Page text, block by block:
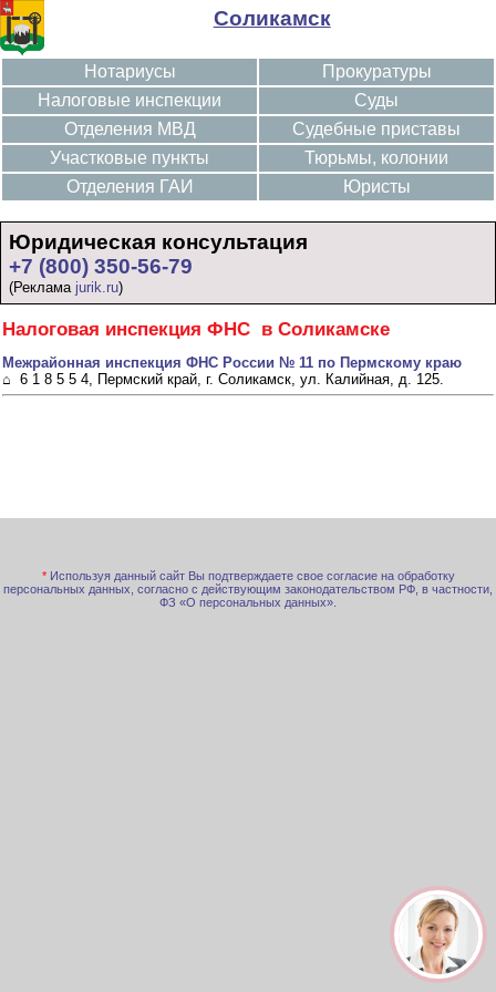
Соликамск
Нотариусы
Налоговые инспекции
Отделения МВД
Участковые пункты
Отделения ГАИ
Прокуратуры
Суды
Судебные приставы
Тюрьмы, колонии
Юристы
Юридическая консультация
+7 (800) 350-56-79
(Реклама jurik.ru)
Налоговая инспекция ФНС в Соликамске
Межрайонная инспекция ФНС России № 11 по Пермскому краю
⌂ 6 1 8 5 5 4, Пермский край, г. Соликамск, ул. Калийная, д. 125.
* Используя данный сайт Вы подтверждаете свое согласие на обработку
персональных данных, согласно с действующим законодательством РФ, в частности,
ФЗ «О персональных данных».